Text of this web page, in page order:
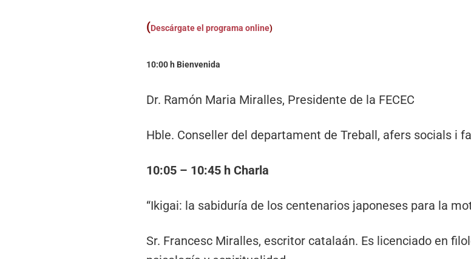
(Descárgate el programa online)
10:00 h Bienvenida
Dr. Ramón Maria Miralles, Presidente de la FECEC
Hble. Conseller del departament de Treball, afers socials i
10:05 – 10:45 h Charla
“Ikigai: la sabiduría de los centenarios japoneses para la
Sr. Francesc Miralles, escritor catalaán. Es licenciado en